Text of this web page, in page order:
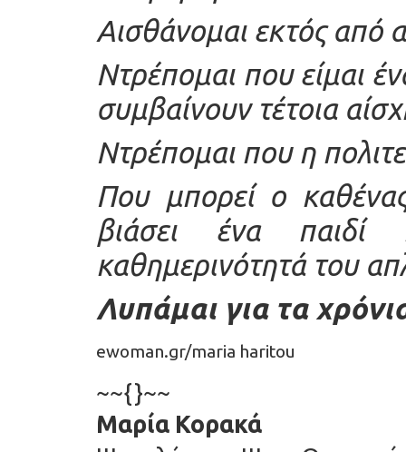
Αισθάνομαι εκτός από
Ντρέπομαι που είμαι
συμβαίνουν τέτοια
Ντρέπομαι που η
Που μπορεί ο
βιάσει ένα παιδί
καθημερινότητά του
Λυπάμαι για τα
ewoman.gr/maria haritou
~~{}~~
Μαρία Κορακά